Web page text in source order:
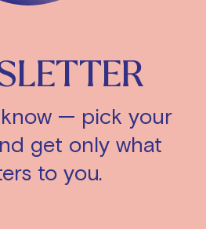
— pick your
get only what
to you.